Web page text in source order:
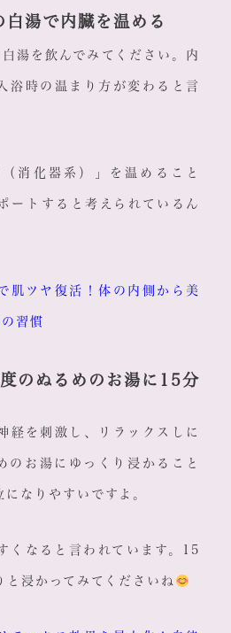
湯で内臓を温める
湯を飲んでみてください。内
浴時の温まり方が変わると言
消化器系）」を温めること
ートすると考えられているん
肌ツヤ復活！体の内側から美
習慣
ぬるめのお湯に15分
経を刺激し、リラックスしに
のお湯にゆっくり浸かること
なりやすいですよ。
くなると言われています。15
浸かってみてくださいね